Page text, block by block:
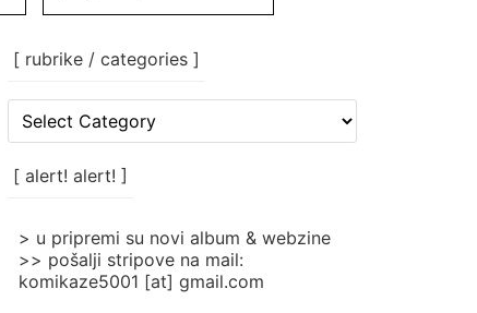
[ rubrike / categories ]
rubrike
categories
[ alert! alert! ]
> u pripremi su novi album & webzine
>> pošalji stripove na mail:
komikaze5001 [at] gmail.com